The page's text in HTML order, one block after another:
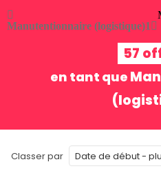
Manutentionnaire (logistique)1
57
en tant que
Classer par